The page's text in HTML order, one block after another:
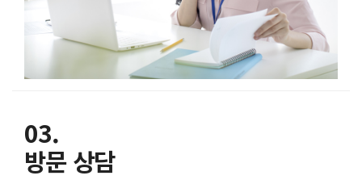
03.
방문 상담